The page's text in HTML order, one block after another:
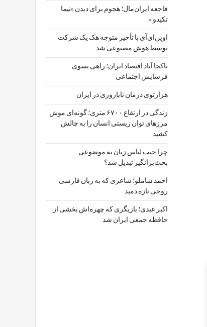
فاجعه ایران‌مال؛ هجوم برای دیدن «نیما
تکیدو »
اوپن‌ای‌آی با تأخیر متوجه هک یک شرکت
توسط هوش مصنوعی شد
ناکجا آباد اقتصاد ایران؛ راهی بسوی
فرسایش اجتماعی
هزارتوی درمان ناباروری در ایران
زندگی در ارتفاع ۶۷۰۰ متری؛ گونه‌ای موش
مرزهای توان زیستی انسان را به چالش
کشید
چرا جیب‌ لباس زنان به موضوعی
بحث‌برانگیز تبدیل شد؟
احمد شاملو؛ شاعری که به زبان فارسی
روحی تازه دمید
اکبر عبدی؛ بازیگری که چهره‌اش بخشی از
حافظه جمعی ایران شد